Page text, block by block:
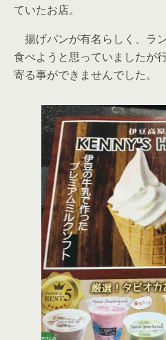
ていたお店。
揚げパンが有名らしく、ラ
食べようと思っていましたが
寄る事ができませんでした。